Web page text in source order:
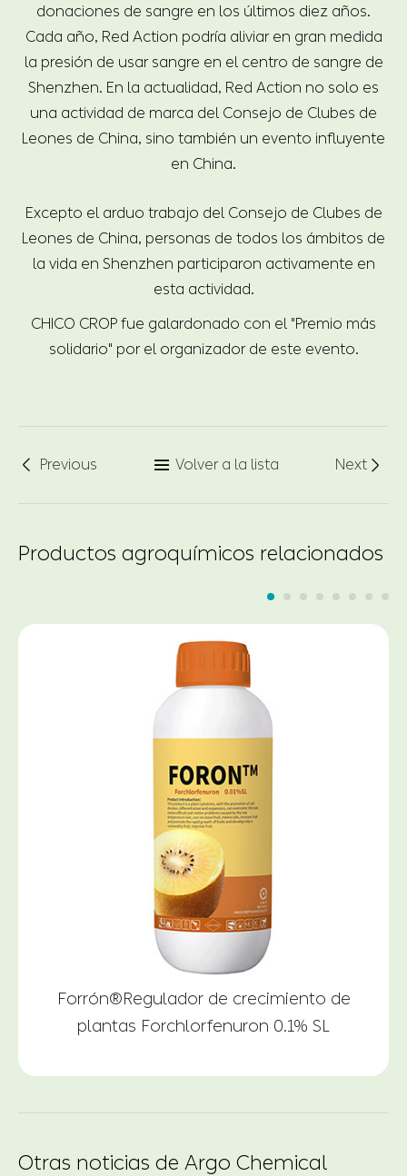
donaciones de sangre en los últimos diez años.
Cada año, Red Action podría aliviar en gran medida
la presión de usar sangre en el centro de sangre de
Shenzhen. En la actualidad, Red Action no solo es
una actividad de marca del Consejo de Clubes de
Leones de China, sino también un evento influyente
en China.
Excepto el arduo trabajo del Consejo de Clubes de
Leones de China, personas de todos los ámbitos de
la vida en Shenzhen participaron activamente en
esta actividad.
CHICO CROP fue galardonado con el "Premio más
solidario" por el organizador de este evento.
 Previous  Volver a la lista Next 
Productos agroquímicos relacionados
Forrón®Regulador de crecimiento de
plantas Forchlorfenuron 0.1% SL
Otras noticias de Argo Chemical